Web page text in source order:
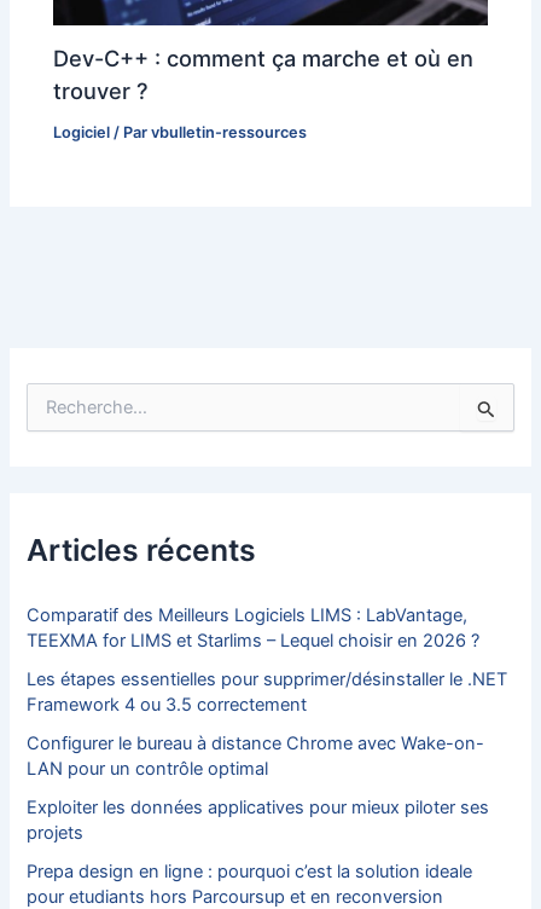
Dev-C++ : comment ça marche et où en
trouver ?
Logiciel / Parvbulletin-ressources
c
h
r
Articles récents
Comparatif des Meilleurs Logiciels LIMS : LabVantage,
TEEXMA for LIMS et Starlims – Lequel choisir en 2026 ?
Les étapes essentielles pour supprimer/désinstaller le .NET
Framework 4 ou 3.5 correctement
Configurer le bureau à distance Chrome avec Wake-on-
LAN pour un contrôle optimal
Exploiter les données applicatives pour mieux piloter ses
projets
Prepa design en ligne : pourquoi c’est la solution ideale
pour etudiants hors Parcoursup et en reconversion